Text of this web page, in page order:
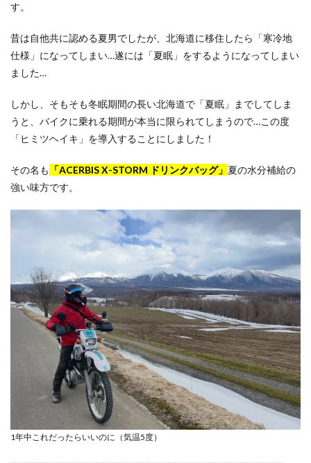
す。
昔は自他共に認める夏男でしたが、北海道に移住したら「寒冷地
仕様」になってしまい…遂には「夏眠」をするようになってしまい
ました…
しかし、そもそも冬眠期間の長い北海道で「夏眠」までしてしま
うと、バイクに乗れる期間が本当に限られてしまうので…この度
「ヒミツヘイキ」を導入することにしました！
その名も 「ACERBIS X-STORM ドリンクバッグ」 夏の水分補給の
強い味方です。
1年中これだったらいいのに（気温5度）